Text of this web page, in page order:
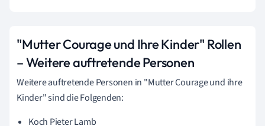
"Mutter Courage und Ihre Kinder" Rollen
–Weitere auftretende Personen
Weitere auftretende Personen in "Mutter Courage und ihre
Kinder" sind die Folgenden:
Koch Pieter Lamb